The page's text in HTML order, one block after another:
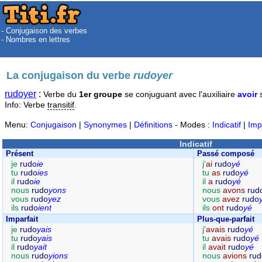
- Conjugaison des verbes
- Nombres en lettres
La conjugaison du verberudoyer
rudoyer : Verbe du 1er groupe se conjuguant avec l'auxiliaire avoir
Info: Verbe transitif
Menu: Conjugaison | Synonymes | Définitions - Modes : Indicatif |
Indicatif
Présent
je rudoie
tu rudoies
il rudoie
nous rudoyons
vous rudoyez
ils rudoient
Passé composé
j'ai rudoyé
tu as rudoyé
il a rudoyé
nous avons
vous avez rudo
ils ont rudoyé
Imparfait
je rudoyais
tu rudoyais
il rudoyait
nous rudoyions
Plus-que-parfait
j'avais rudoyé
tu avais rudoyé
il avait rudoyé
nous avions